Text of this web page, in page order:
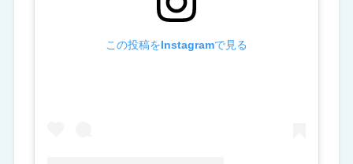
この投稿をInstagramで見る